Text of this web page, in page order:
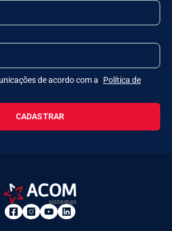
de acordo com a
Política de
CADASTRAR